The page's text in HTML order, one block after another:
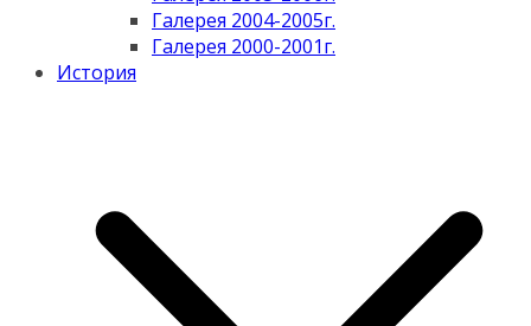
Галерея 2004-2005г.
Галерея 2000-2001г.
История